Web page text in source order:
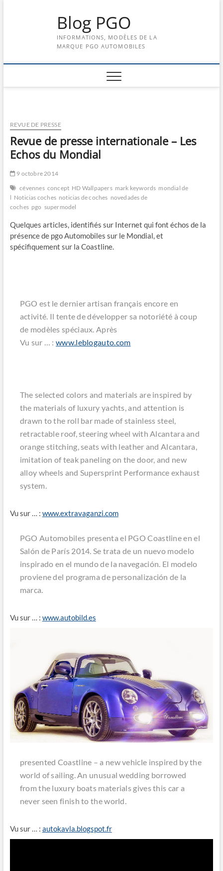
Blog PGO
INFORMATIONS, MODÈLES DE LA
MARQUE PGO AUTOMOBILES
REVUE DE PRESSE
Revue de presse internationale – Les
Echos du Mondial
9 octobre 2014
cévennes concept HD Wallpapers mark keywords mondial de
l Noticias coches noticias de coches novedades de
coches pgo supermodel
Quelques articles, identifiés sur Internet qui font échos de la
présence de pgo Automobiles sur le Mondial, et
spécifiquement sur la Coastline.
PGO est le dernier artisan français encore en
activité. Il tente de développer sa notoriété à coup
de modèles spéciaux. Après
Vu sur … :www.leblogauto.com
The selected colors and materials are inspired by
the materials of luxury yachts, and attention is
drawn to the roll bar made of stainless steel,
retractable roof, steering wheel with Alcantara and
orange stitching, seats with leather and Alcantara,
imitation of teak paneling on the door, and new
alloy wheels and Supersprint Performance exhaust
system.
Vu sur … : www.extravaganzi.com
PGO Automobiles presenta el PGO Coastline en el
Salón de París 2014. Se trata de un nuevo modelo
inspirado en el mundo de la navegación. El modelo
proviene del programa de personalización de la
marca.
Vu sur … : www.autobild.es
presented Coastline – a new vehicle inspired by the
world of sailing. An unusual wedding borrowed
from the luxury boats materials gives this car a
never seen finish to the world.
Vu sur … : autokavla.blogspot.fr